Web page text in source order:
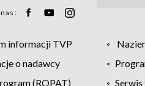
informacji TVP
o nadawcy
(ROPAT)